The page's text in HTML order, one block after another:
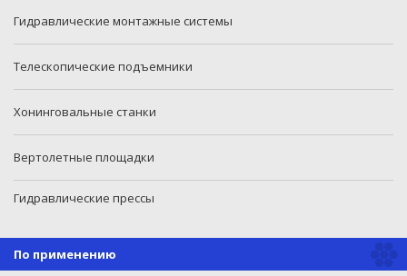
Гидравлические монтажные системы
Телескопические подъемники
Хонинговальные станки
Вертолетные площадки
Гидравлические прессы
По применению